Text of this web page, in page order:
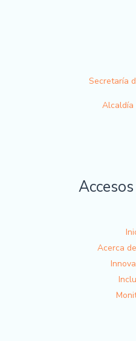
Secretaría
Alcaldía
Acerca